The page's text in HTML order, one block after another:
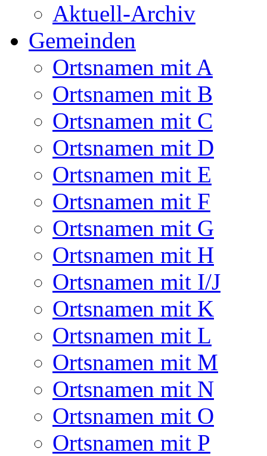
Aktuell-Archiv
Gemeinden
Ortsnamen mit A
Ortsnamen mit B
Ortsnamen mit C
Ortsnamen mit D
Ortsnamen mit E
Ortsnamen mit F
Ortsnamen mit G
Ortsnamen mit H
Ortsnamen mit I/J
Ortsnamen mit K
Ortsnamen mit L
Ortsnamen mit M
Ortsnamen mit N
Ortsnamen mit O
Ortsnamen mit P